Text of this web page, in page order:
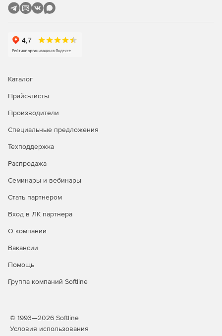
Контроль версий.
Бесплатная подписка на один год сопровождения ПО.
обслуживания.
действия сопровождения
Каталог
Прайс-листы
Производители
Специальные предложения
Техподдержка
Распродажа
Семинары и вебинары
Стать партнером
Вход в ЛК партнера
О компании
Вакансии
Помощь
Группа компаний Softline
© 1993—2026 Softline
Условия использования